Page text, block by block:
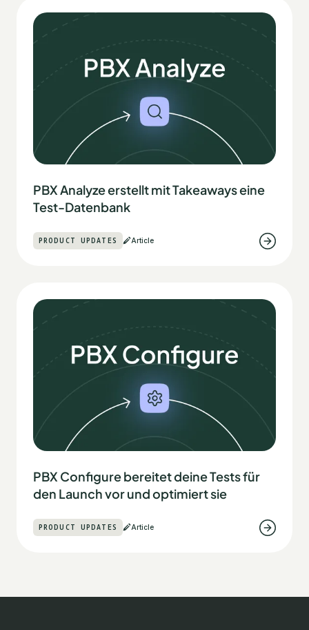
PBX Analyze erstellt mit Takeaways eine
Test-Datenbank
PRODUCT UPDATES Article
PBX Configure bereitet deine Tests für
den Launch vor und optimiert sie
PRODUCT UPDATES Article